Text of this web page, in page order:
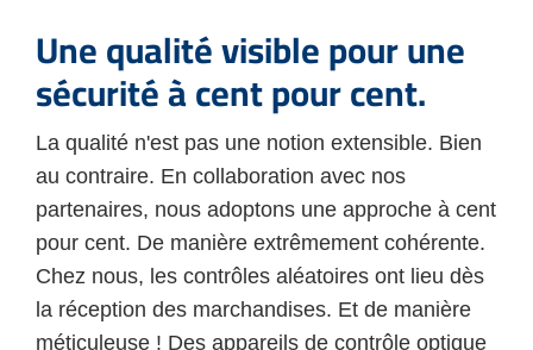
Une qualité visible pour une
sécurité à cent pour cent.
La qualité n'est pas une notion extensible. Bien
au contraire. En collaboration avec nos
partenaires, nous adoptons une approche à cent
pour cent. De manière extrêmement cohérente.
Chez nous, les contrôles aléatoires ont lieu dès
la réception des marchandises. Et de manière
méticuleuse ! Des appareils de contrôle optique